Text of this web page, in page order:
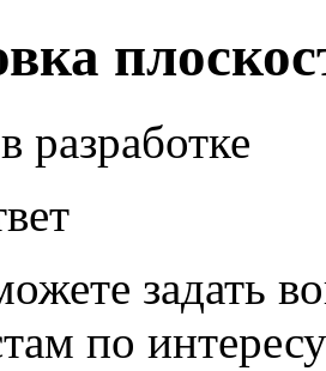
разработке
задать
по